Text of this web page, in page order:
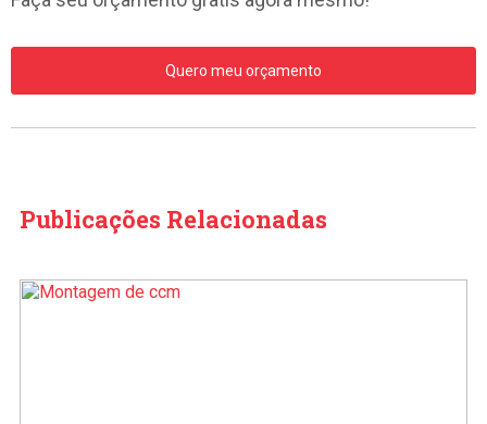
Quero meu orçamento
Publicações Relacionadas